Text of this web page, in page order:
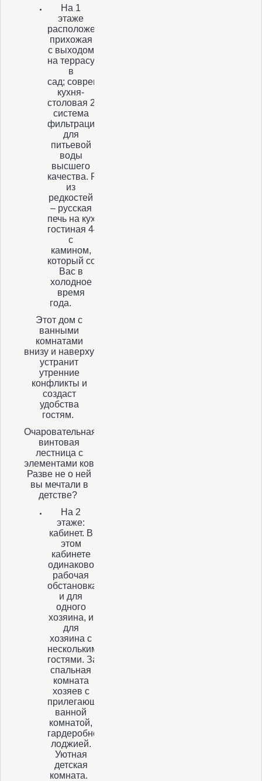
На 1
этаже
расположена
прихожая
с выходом
на террасу и
в
сад; современная
кухня-
столовая 26 кв.м. Со встроенной техникой и
система
фильтрации
для
питьевой
воды
высшего
качества. Редкость
из
редкостей
– русская
печь на кухне; зал-
гостиная 44 кв.м.
с
камином,
который согреет
Вас в
холодное
время
года.
Этот дом с
ванными
комнатами
внизу и наверху
устранит
утренние
конфликты и
создаст
удобства
гостям.
Очаровательная
винтовая
лестница с
элементами ковки.
Разве не о ней
вы мечтали в
детстве?
На 2
этаже:
кабинет. В
этом
кабинете
одинаково
рабочая
обстановка
и для
одного
хозяина, и
для
хозяина с
несколькими
гостями. Замечательная
спальная
комната
хозяев с
прилегающей
ванной
комнатой,
гардеробной и
лоджией.
Уютная
детская
комната.